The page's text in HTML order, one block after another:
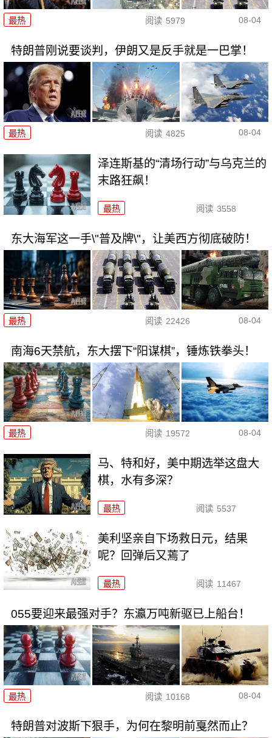
最热 阅读 5979 08-04
特朗普刚说要谈判，伊朗又是反手就是一巴掌！
最热 阅读 4825 08-04
泽连斯基的“清场行动”与乌克兰的
末路狂飙！
最热 阅读 3558
东大海军这一手\"普及牌\"，让美西方彻底破防！
最热 阅读 22426 08-04
南海6天禁航，东大摆下“阳谋棋”，锤炼铁拳头！
最热 阅读 19572 08-04
马、特和好，美中期选举这盘大
棋，水有多深？
最热 阅读 5537
美利坚亲自下场救日元，结果
呢？回弹后又蔫了
最热 阅读 11467
055要迎来最强对手？东瀛万吨新驱已上船台！
最热 阅读 10168 08-04
特朗普对波斯下狠手，为何在黎明前戛然而止？